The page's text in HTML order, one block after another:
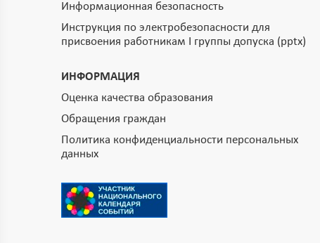
Информационная безопасность
Инструкция по электробезопасности для
присвоения работникам I группы допуска (pptx)
ИНФОРМАЦИЯ
Оценка качества образования
Обращения граждан
Политика конфиденциальности персональных
данных